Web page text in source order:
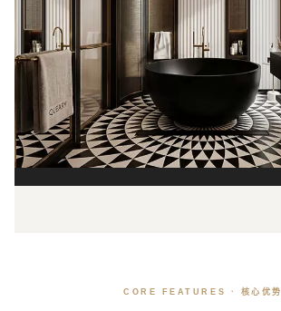
CORE FEATURES · 核心优势